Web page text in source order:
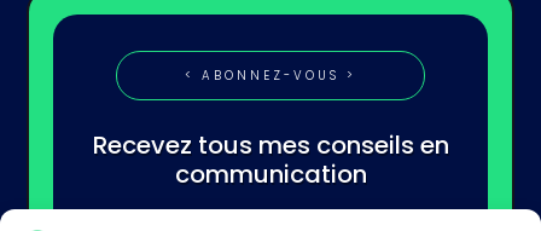
< ABONNEZ-VOUS >
Recevez tous mes conseils en
communication